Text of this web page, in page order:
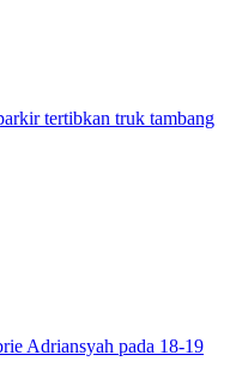
tertibkan truk tambang
Adriansyah pada 18-19